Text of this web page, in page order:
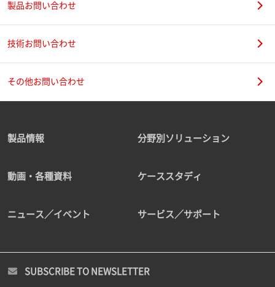
製品お問い合わせ
技術お問い合わせ
その他お問い合わせ
製品情報 分野別ソリューション
動画・各種資料 ケーススタディ
ニュース／イベント サービス／サポート
SUBSCRIBE TO NEWSLETTER